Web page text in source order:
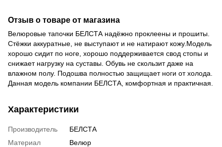
Отзыв о товаре от магазина
Велюровые тапочки БЕЛСТА надёжно проклеены и прошиты.
Стёжки аккуратные, не выступают и не натирают кожу.Модель
хорошо сидит по ноге, хорошо поддерживается свод стопы и
снижает нагрузку на суставы. Обувь не скользит даже на
влажном полу. Подошва полностью защищает ноги от холода.
Данная модель компании БЕЛСТА, комфортная и практичная.
Характеристики
Производитель
БЕЛСТА
Материал
Велюр